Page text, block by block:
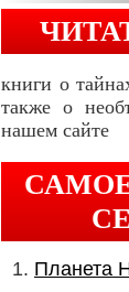
книги о
также о
нашем сайте
Планета